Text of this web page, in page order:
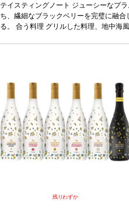
ェーゼ 100%*本ヴィンテージが在庫切
自動的に次のヴィンテージに変更されま
テイスティングノート ジューシーなプ
ち、繊細なブラックベリーを完璧に融
る。 合う料理 グリルした料理、地中海
残りわずか